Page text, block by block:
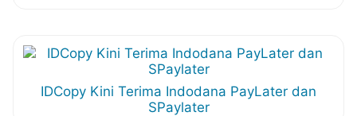
IDCopy Kini Terima Indodana PayLater dan
SPaylater